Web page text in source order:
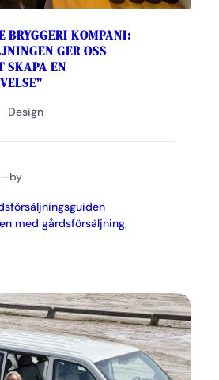
BRYGGERI KOMPANI:
GER OSS
SKAPA EN
Design
—by
med gårdsförsäljning